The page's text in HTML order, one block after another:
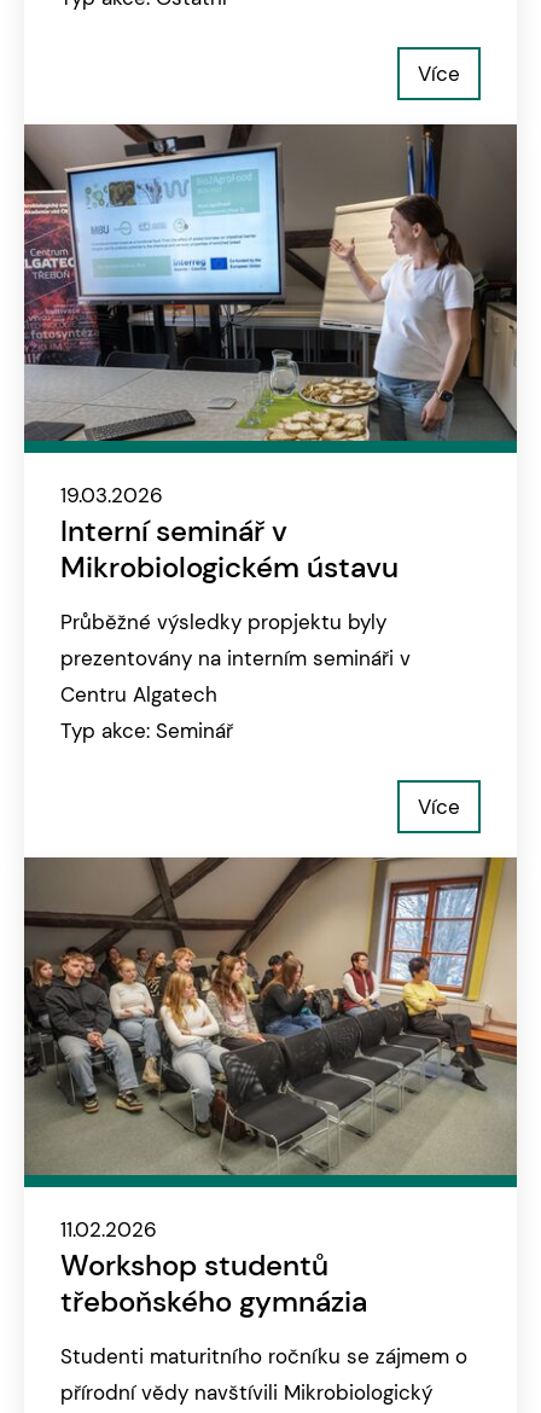
Více
19.03.2026
Interní seminář v
Mikrobiologickém ústavu
Průběžné výsledky propjektu byly
prezentovány na interním semináři v
Centru Algatech
Typ akce: Seminář
Více
11.02.2026
Workshop studentů
třeboňského gymnázia
Studenti maturitního ročníku se zájmem o
přírodní vědy navštívili Mikrobiologický